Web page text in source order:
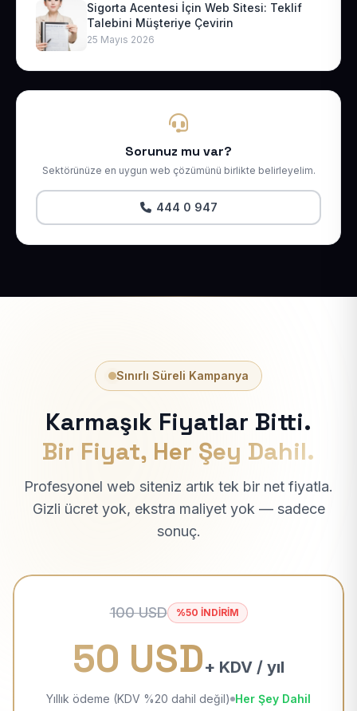
Sigorta Acentesi İçin Web Sitesi: Teklif
Talebini Müşteriye Çevirin
25 Mayıs 2026
Sorunuz mu var?
Sektörünüze en uygun web çözümünü birlikte belirleyelim.
444 0 947
Sınırlı Süreli Kampanya
Karmaşık Fiyatlar Bitti.
Bir Fiyat, Her Şey Dahil.
Profesyonel web siteniz artık tek bir net fiyatla.
Gizli ücret yok, ekstra maliyet yok — sadece
sonuç.
100 USD %50 İNDİRİM
50 USD+ KDV / yıl
Yıllık ödeme (KDV %20 dahil değil) Her Şey Dahil